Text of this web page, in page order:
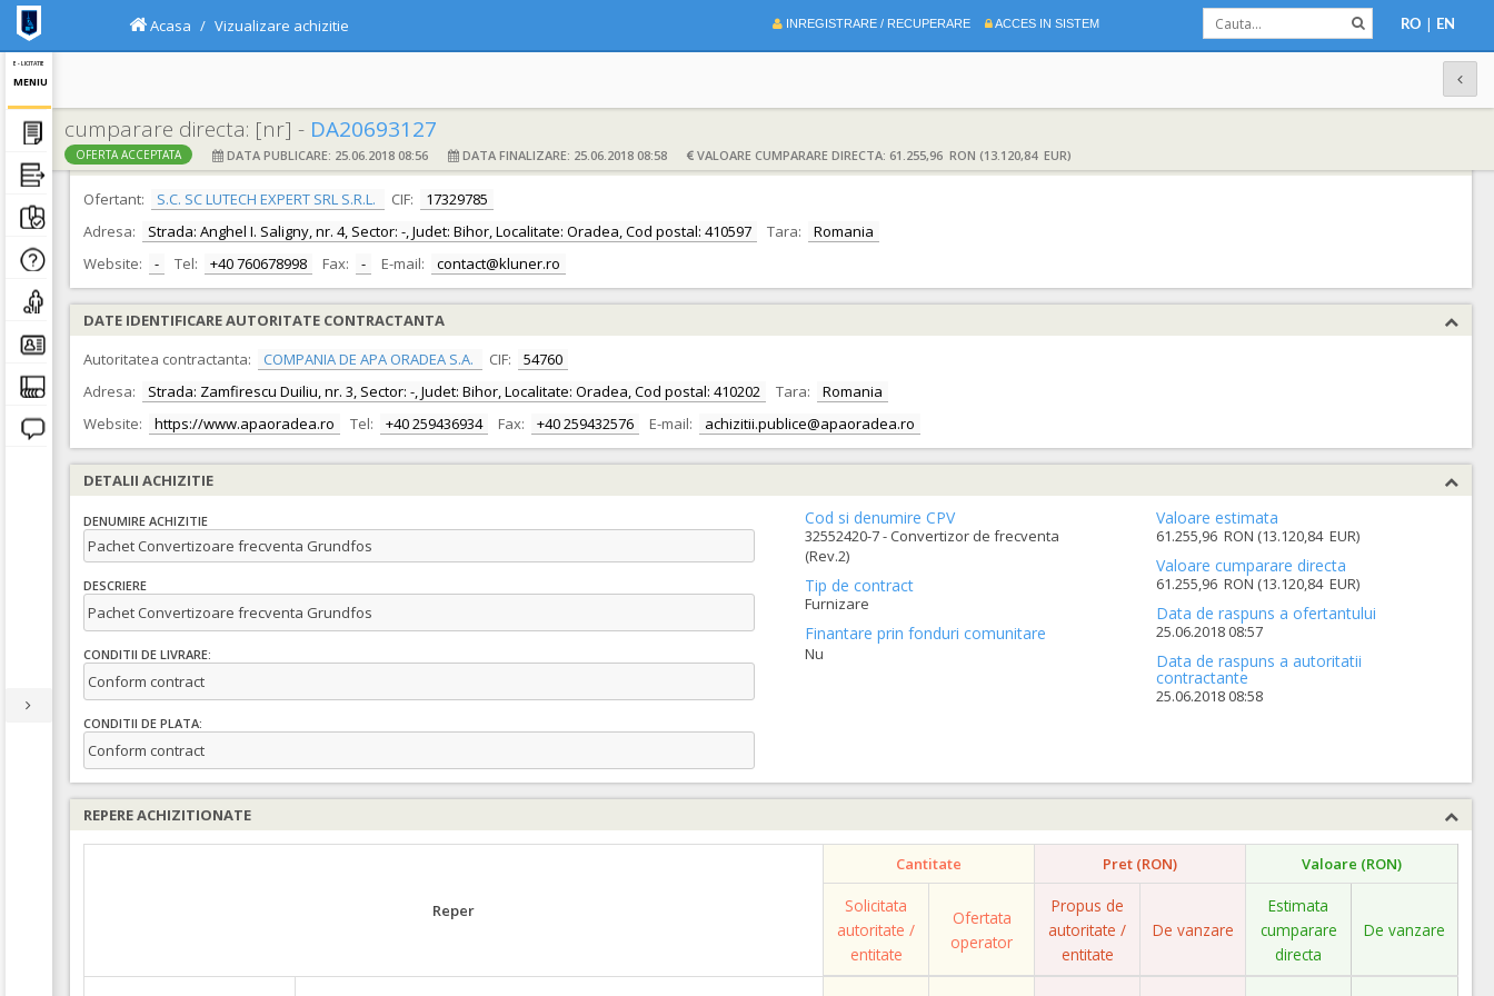
E - LICITATIE
MENIU
INREGISTRARE / RECUPERARE ACCES IN SISTEM RO | EN
Acasa Vizualizare achizitie
cumparare directa: [nr] - DA20693127
OFERTA ACCEPTATA DATA PUBLICARE: 25.06.2018 08:56 DATA FINALIZARE: 25.06.2018 08:58 VALOARE CUMPARARE DIRECTA: 61.255,96 RON (13.120,84 EUR)
DATE IDENTIFICARE OFERTANT
Ofertant:
S.C. SC LUTECH EXPERT SRL S.R.L. CIF:
17329785
Adresa:
Strada: Anghel I. Saligny, nr. 4, Sector: -, Judet: Bihor, Localitate: Oradea, Cod postal: 410597 Tara:
Romania
Website:
- Tel: +40 760678998 Fax: - E-mail: contact@kluner.ro
DATE IDENTIFICARE AUTORITATE CONTRACTANTA
Autoritatea contractanta:
COMPANIA DE APA ORADEA S.A. CIF:
54760
Adresa:
Strada: Zamfirescu Duiliu, nr. 3, Sector: -, Judet: Bihor, Localitate: Oradea, Cod postal: 410202 Tara:
Romania
Website:
https://www.apaoradea.ro Tel: +40 259436934 Fax: +40 259432576 E-mail: achizitii.publice@apaoradea.ro
DETALII ACHIZITIE
DENUMIRE ACHIZITIE
Pachet Convertizoare frecventa Grundfos
DESCRIERE
Pachet Convertizoare frecventa Grundfos
CONDITII DE LIVRARE:
Conform contract
CONDITII DE PLATA:
Conform contract
Cod si denumire CPV
32552420-7 - Convertizor de frecventa
(Rev.2)
Tip de contract
Furnizare
Finantare prin fonduri comunitare
Nu
Valoare estimata
61.255,96 RON (13.120,84 EUR)
Valoare cumparare directa
61.255,96 RON (13.120,84 EUR)
Data de raspuns a ofertantului
25.06.2018 08:57
Data de raspuns a autoritatii
contractante
25.06.2018 08:58
REPERE ACHIZITIONATE
Reper
Cantitate Pret (RON) Valoare (RON)
Solicitata
autoritate /
entitate
Ofertata
operator
Propus de
autoritate /
entitate
De vanzare
Estimata
cumparare
directa
De vanzare